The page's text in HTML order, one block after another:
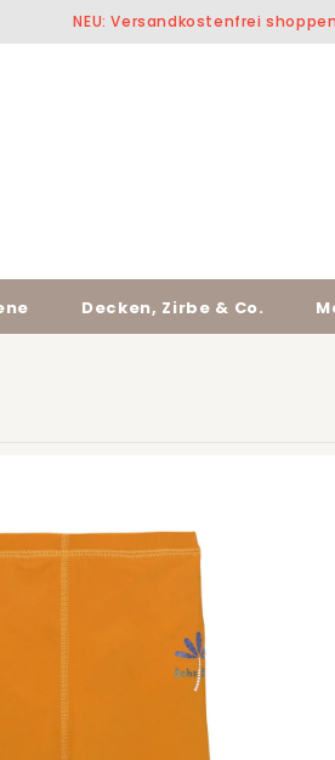
NEU: Versandkostenfrei
Decken, Zirbe & Co.